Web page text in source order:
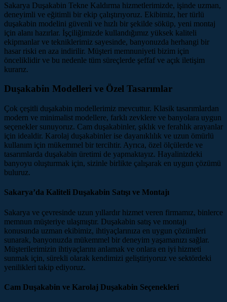
Sakarya Duşakabin Tekne Kaldırma hizmetlerimizde, işinde uzman,
deneyimli ve eğitimli bir ekip çalıştırıyoruz. Ekibimiz, her türlü
duşakabin modelini güvenli ve hızlı bir şekilde söküp, yeni montaj
için alanı hazırlar. İşçiliğimizde kullandığımız yüksek kaliteli
ekipmanlar ve tekniklerimiz sayesinde, banyonuzda herhangi bir
hasar riski en aza indirilir. Müşteri memnuniyeti bizim için
önceliklidir ve bu nedenle tüm süreçlerde şeffaf ve açık iletişim
kurarız.
Duşakabin Modelleri ve Özel Tasarımlar
Çok çeşitli duşakabin modellerimiz mevcuttur. Klasik tasarımlardan
modern ve minimalist modellere, farklı zevklere ve banyolara uygun
seçenekler sunuyoruz. Cam duşakabinler, şıklık ve ferahlık arayanlar
için idealdir. Karolaj duşakabinler ise dayanıklılık ve uzun ömürlü
kullanım için mükemmel bir tercihtir. Ayrıca, özel ölçülerde ve
tasarımlarda duşakabin üretimi de yapmaktayız. Hayalinizdeki
banyoyu oluşturmak için, sizinle birlikte çalışarak en uygun çözümü
buluruz.
Sakarya’da Kaliteli Duşakabin Satışı ve Montajı
Sakarya ve çevresinde uzun yıllardır hizmet veren firmamız, binlerce
memnun müşteriye ulaşmıştır. Duşakabin satış ve montajı
konusunda uzman ekibimiz, ihtiyaçlarınıza en uygun çözümleri
sunarak, banyonuzda mükemmel bir deneyim yaşamanızı sağlar.
Müşterilerimizin ihtiyaçlarını anlamak ve onlara en iyi hizmeti
sunmak için, sürekli olarak kendimizi geliştiriyoruz ve sektördeki
yenilikleri takip ediyoruz.
Cam Duşakabin ve Karolaj Duşakabin Seçenekleri